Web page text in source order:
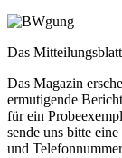
Das
Das Magazin
ermutigende
für ein
sende uns bitte
und